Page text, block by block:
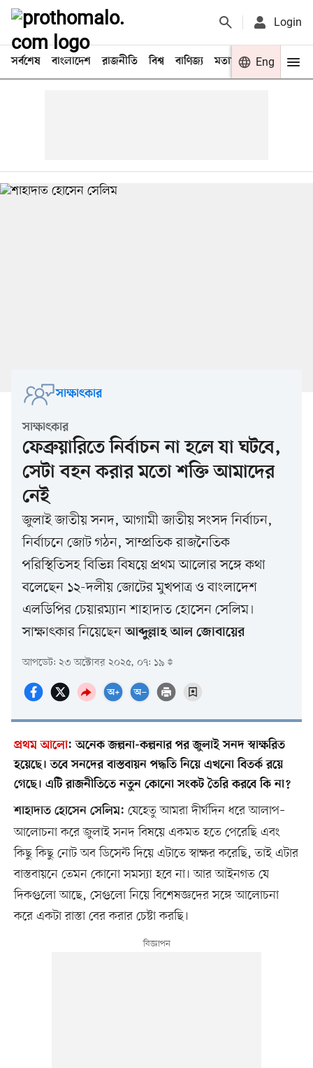
Login
সর্বশেষ বাংলাদেশ রাজনীতি বিশ্ব বাণিজ্য মতামত খেলা
Eng
সাক্ষাৎকার
সাক্ষাৎকার
ফেব্রুয়ারিতে নির্বাচন না হলে যা ঘটবে,
সেটা বহন করার মতো শক্তি আমাদের
নেই
জুলাই জাতীয় সনদ, আগামী জাতীয় সংসদ নির্বাচন,
নির্বাচনে জোট গঠন, সাম্প্রতিক রাজনৈতিক
পরিস্থিতিসহ বিভিন্ন বিষয়ে প্রথম আলোর সঙ্গে কথা
বলেছেন ১২-দলীয় জোটের মুখপাত্র ও বাংলাদেশ
এলডিপির চেয়ারম্যান শাহাদাত হোসেন সেলিম।
সাক্ষাৎকার নিয়েছেনআব্দুল্লাহ আল জোবায়ের
আপডেট: ২৩ অক্টোবর ২০২৫, ০৭: ১৯
প্রথম আলো:অনেক জল্পনা-কল্পনার পর জুলাই সনদ স্বাক্ষরিত
হয়েছে। তবে সনদের বাস্তবায়ন পদ্ধতি নিয়ে এখনো বিতর্ক রয়ে
গেছে। এটি রাজনীতিতে নতুন কোনো সংকট তৈরি করবে কি না?
শাহাদাত হোসেন সেলিম: যেহেতু আমরা দীর্ঘদিন ধরে আলাপ–
আলোচনা করে জুলাই সনদ বিষয়ে একমত হতে পেরেছি এবং
কিছু কিছু নোট অব ডিসেন্ট দিয়ে এটাতে স্বাক্ষর করেছি, তাই এটার
বাস্তবায়নে তেমন কোনো সমস্যা হবে না। আর আইনগত যে
দিকগুলো আছে, সেগুলো নিয়ে বিশেষজ্ঞদের সঙ্গে আলোচনা
করে একটা রাস্তা বের করার চেষ্টা করছি।